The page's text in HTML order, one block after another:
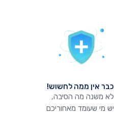
כבר אין ממה לחשוש!
לא משנה מה הסיבה,
יש מי שעומד מאחוריכם